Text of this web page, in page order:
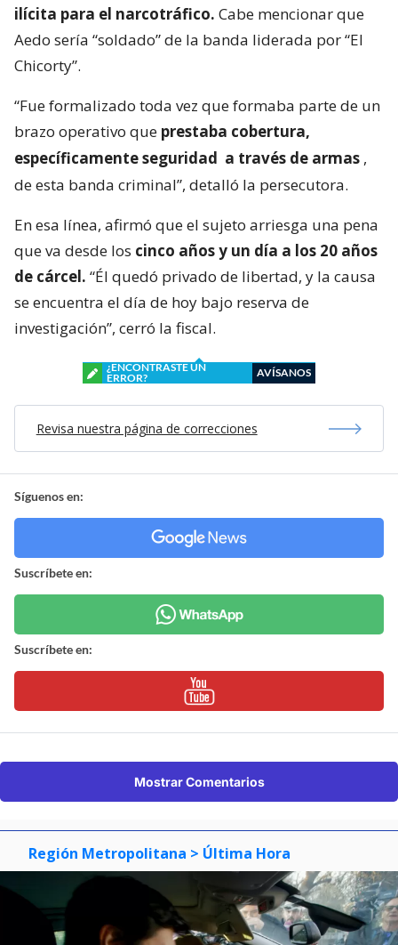
ilícita para el narcotráfico. Cabe mencionar que
Aedo sería “soldado” de la banda liderada por “El
Chicorty”.
“Fue formalizado toda vez que formaba parte de un
brazo operativo que prestaba cobertura,
específicamente seguridad a través de armas ,
de esta banda criminal”, detalló la persecutora.
En esa línea, afirmó que el sujeto arriesga una pena
que va desde los cinco años y un día a los 20 años
de cárcel. “Él quedó privado de libertad, y la causa
se encuentra el día de hoy bajo reserva de
investigación”, cerró la fiscal.
¿ENCONTRASTE UN
ERROR?
AVÍSANOS
Revisa nuestra página de correcciones
Síguenos en:
Suscríbete en:
Suscríbete en:
Mostrar Comentarios
Región Metropolitana > Última Hora